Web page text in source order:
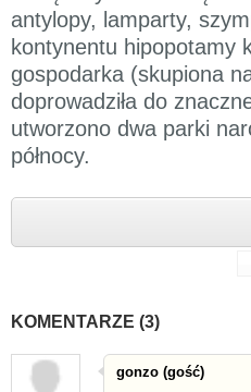
antylopy, lamparty,
kontynentu hipopotamy
gospodarka (skupiona
doprowadziła do
utworzono dwa parki
północy.
KOMENTARZE (3)
gonzo (gość)